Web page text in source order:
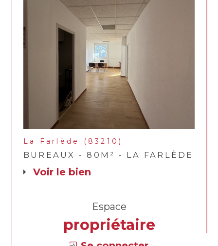
La Farlède (83210)
BUREAUX - 80M² - LA FARLÈDE
voir le bien
Espace
propriétaire